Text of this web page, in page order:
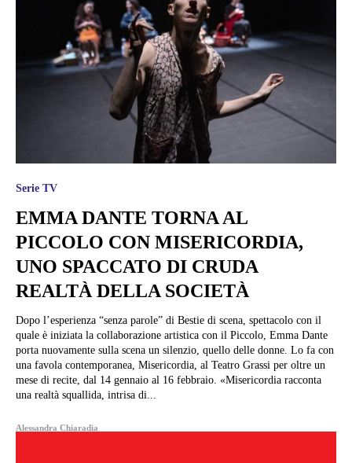
Serie TV
EMMA DANTE TORNA AL
PICCOLO CON MISERICORDIA,
UNO SPACCATO DI CRUDA
REALTÀ DELLA SOCIETÀ
Dopo l’esperienza “senza parole” di Bestie di scena, spettacolo con il
quale è iniziata la collaborazione artistica con il Piccolo, Emma Dante
porta nuovamente sulla scena un silenzio, quello delle donne. Lo fa con
una favola contemporanea, Misericordia, al Teatro Grassi per oltre un
mese di recite, dal 14 gennaio al 16 febbraio. «Misericordia racconta
una realtà squallida, intrisa di...
Alessandra Chiaradia